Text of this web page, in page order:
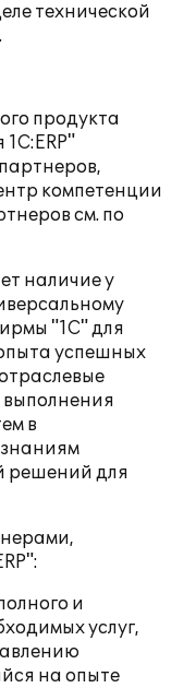
технической
продукта
компетенции
см. по
наличие у
"1С" для
успешных
выполнения
в
решений для
и
услуг,
на опыте